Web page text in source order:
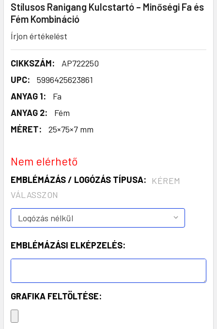
Stílusos Ranigang Kulcstartó – Minőségi Fa és
Fém Kombináció
Írjon értékelést
CIKKSZÁM:
AP722250
UPC:
5996425623861
ANYAG 1:
Fa
ANYAG 2:
Fém
MÉRET:
25×75×7 mm
Nem elérhető
EMBLÉMÁZÁS / LOGÓZÁS TÍPUSA:
KÉREM
VÁLASSZON
EMBLÉMÁZÁSI ELKÉPZELÉS:
GRAFIKA FELTÖLTÉSE: